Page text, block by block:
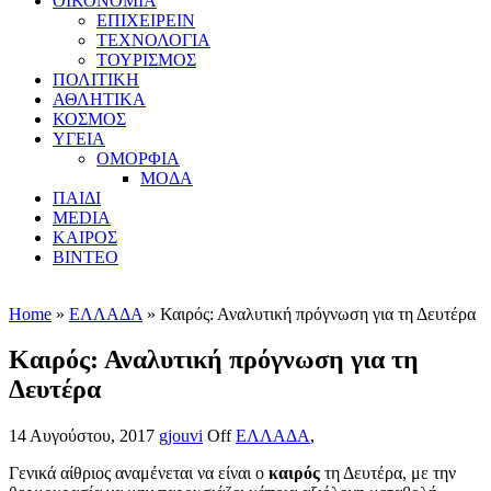
ΕΠΙΧΕΙΡΕΙΝ
ΤΕΧΝΟΛΟΓΙΑ
ΤΟΥΡΙΣΜΟΣ
ΠΟΛΙΤΙΚΗ
ΑΘΛΗΤΙΚΑ
ΚΟΣΜΟΣ
ΥΓΕΙΑ
ΟΜΟΡΦΙΑ
ΜΟΔΑ
ΠΑΙΔΙ
MEDIA
ΚΑΙΡΟΣ
ΒΙΝΤΕΟ
Home » ΕΛΛΑΔΑ » Καιρός: Αναλυτική πρόγνωση για τη Δευτέρα
Καιρός: Αναλυτική πρόγνωση για τη
Δευτέρα
14 Αυγούστου, 2017 gjouvi Off ΕΛΛΑΔΑ,
Γενικά αίθριος αναμένεται να είναι ο καιρός τη Δευτέρα, με την